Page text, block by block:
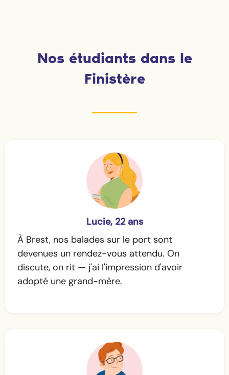
Nos étudiants dans le
Finistère
Lucie, 22 ans
À Brest, nos balades sur le port sont
devenues un rendez-vous attendu. On
discute, on rit — j'ai l'impression d'avoir
adopté une grand-mère.